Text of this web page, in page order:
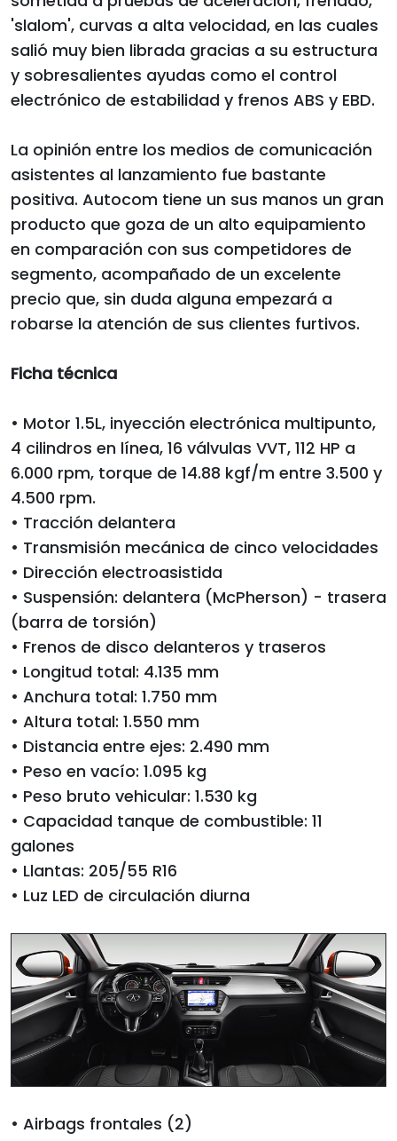
'slalom', curvas a alta velocidad, en las cuales
salió muy bien librada gracias a su estructura
y sobresalientes ayudas como el control
electrónico de estabilidad y frenos ABS y EBD.
La opinión entre los medios de comunicación
asistentes al lanzamiento fue bastante
positiva. Autocom tiene un sus manos un gran
producto que goza de un alto equipamiento
en comparación con sus competidores de
segmento, acompañado de un excelente
precio que, sin duda alguna empezará a
robarse la atención de sus clientes furtivos.
Ficha técnica
• Motor 1.5L, inyección electrónica multipunto,
4 cilindros en línea, 16 válvulas VVT, 112 HP a
6.000 rpm, torque de 14.88 kgf/m entre 3.500 y
4.500 rpm.
• Tracción delantera
• Transmisión mecánica de cinco velocidades
• Dirección electroasistida
• Suspensión: delantera (McPherson) - trasera
(barra de torsión)
• Frenos de disco delanteros y traseros
• Longitud total: 4.135 mm
• Anchura total: 1.750 mm
• Altura total: 1.550 mm
• Distancia entre ejes: 2.490 mm
• Peso en vacío: 1.095 kg
• Peso bruto vehicular: 1.530 kg
• Capacidad tanque de combustible: 11
galones
• Llantas: 205/55 R16
• Luz LED de circulación diurna
• Airbags frontales (2)